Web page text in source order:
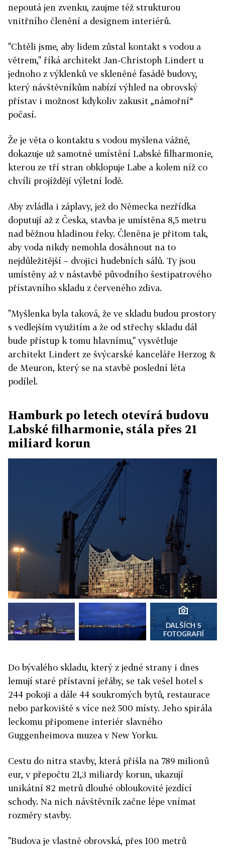
nepoutá jen zvenku, zaujme též strukturou
vnitřního členění a designem interiérů.
"Chtěli jsme, aby lidem zůstal kontakt s vodou a
větrem," říká architekt Jan-Christoph Lindert u
jednoho z výklenků ve skleněné fasádě budovy,
který návštěvníkům nabízí výhled na obrovský
přístav i možnost kdykoliv zakusit „námořní“
počasí.
Že je věta o kontaktu s vodou myšlena vážně,
dokazuje už samotné umístění Labské filharmonie,
kterou ze tří stran obklopuje Labe a kolem níž co
chvíli projíždějí výletní lodě.
Aby zvládla i záplavy, jež do Německa nezřídka
doputují až z Česka, stavba je umístěna 8,5 metru
nad běžnou hladinou řeky. Členěna je přitom tak,
aby voda nikdy nemohla dosáhnout na to
nejdůležitější – dvojici hudebních sálů. Ty jsou
umístěny až v nástavbě původního šestipatrového
přístavního skladu z červeného zdiva.
"Myšlenka byla taková, že ve skladu budou prostory
s vedlejším využitím a že od střechy skladu dál
bude přístup k tomu hlavnímu," vysvětluje
architekt Lindert ze švýcarské kanceláře Herzog &
de Meuron, který se na stavbě poslední léta
podílel.
Hamburk po letech otevírá budovu
Labské filharmonie, stála přes 21
miliard korun
DALŠÍCH 5
FOTOGRAFIÍ
Do bývalého skladu, který z jedné strany i dnes
lemují staré přístavní jeřáby, se tak vešel hotel s
244 pokoji a dále 44 soukromých bytů, restaurace
nebo parkoviště s více než 500 místy. Jeho spirála
leckomu připomene interiér slavného
Guggenheimova muzea v New Yorku.
Cestu do nitra stavby, která přišla na 789 milionů
eur, v přepočtu 21,3 miliardy korun, ukazují
unikátní 82 metrů dlouhé obloukovité jezdící
schody. Na nich návštěvník začne lépe vnímat
rozměry stavby.
"Budova je vlastně obrovská, přes 100 metrů